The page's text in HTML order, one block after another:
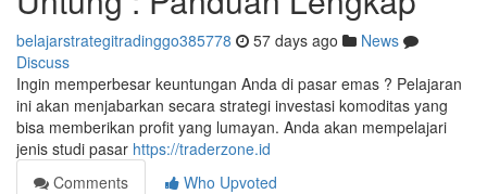
belajarstrategitradinggo385778 57 days ago
News
Discuss
Ingin memperbesar keuntungan Anda di pasar emas ? Pelajaran
ini akan menjabarkan secara strategi investasi komoditas yang
bisa memberikan profit yang lumayan. Anda akan mempelajari
jenis studi pasar https://traderzone.id
Comments
Who Upvoted